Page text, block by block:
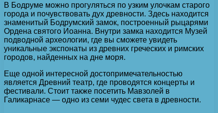
В Бодруме можно прогуляться по узким улочкам старого
города и почувствовать дух древности. Здесь находится
знаменитый Бодрумский замок, построенный рыцарями
Ордена святого Иоанна. Внутри замка находится Музей
подводной археологии, где вы сможете увидеть
уникальные экспонаты из древних греческих и римских
городов, найденных на дне моря.
Еще одной интересной достопримечательностью
является Древний театр, где проводятся концерты и
фестивали. Стоит также посетить Мавзолей в
Галикарнасе — одно из семи чудес света в древности.